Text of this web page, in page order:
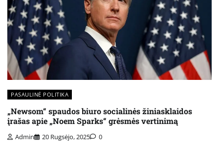
PASAULINĖ POLITIKA
„Newsom“ spaudos biuro socialinės žiniasklaidos
įrašas apie „Noem Sparks“ grėsmės vertinimą
Admin 20 Rugsėjo, 2025 0